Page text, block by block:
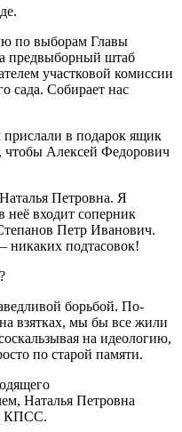
по выборам Главы
предвыборный штаб
участковой комиссии
сада. Собирает нас
в подарок ящик
чтобы Алексей Федорович
Петровна. Я
входит соперник
Петр Иванович.
никаких подтасовок!
борьбой. По-
взятках, мы бы все жили
на идеологию,
по старой памяти.
Наталья Петровна
КПСС.